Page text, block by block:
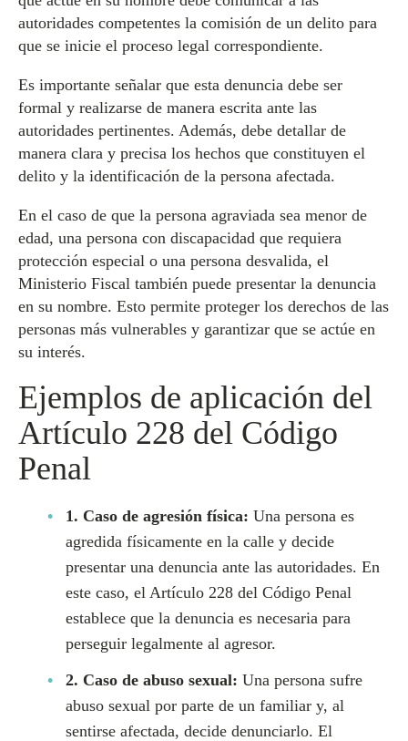
autoridades competentes la comisión de un delito para
que se inicie el proceso legal correspondiente.
Es importante señalar que esta denuncia debe ser
formal y realizarse de manera escrita ante las
autoridades pertinentes. Además, debe detallar de
manera clara y precisa los hechos que constituyen el
delito y la identificación de la persona afectada.
En el caso de que la persona agraviada sea menor de
edad, una persona con discapacidad que requiera
protección especial o una persona desvalida, el
Ministerio Fiscal también puede presentar la denuncia
en su nombre. Esto permite proteger los derechos de las
personas más vulnerables y garantizar que se actúe en
su interés.
Ejemplos de aplicación del
Artículo 228 del Código
Penal
1. Caso de agresión física: Una persona es
agredida físicamente en la calle y decide
presentar una denuncia ante las autoridades. En
este caso, el Artículo 228 del Código Penal
establece que la denuncia es necesaria para
perseguir legalmente al agresor.
2. Caso de abuso sexual: Una persona sufre
abuso sexual por parte de un familiar y, al
sentirse afectada, decide denunciarlo. El